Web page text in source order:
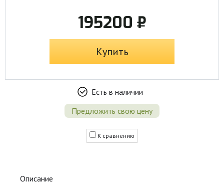
195200 ₽
Купить
Есть в наличии
Предложить свою цену
К сравнению
Описание